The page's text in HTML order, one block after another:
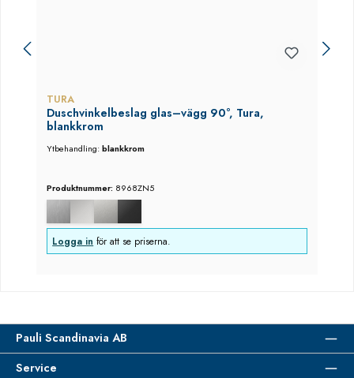
TURA
Duschvinkelbeslag glas–vägg 90°, Tura,
blankkrom
Ytbehandling:blankkrom
Produktnummer: 8968ZN5
Logga in för att se priserna.
Pauli Scandinavia AB
Service